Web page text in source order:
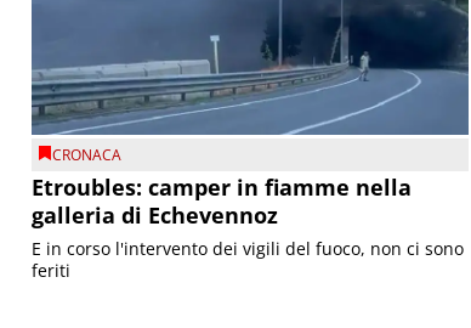
CRONACA
Etroubles: camper in fiamme nella
galleria di Echevennoz
E in corso l'intervento dei vigili del fuoco, non ci sono
feriti